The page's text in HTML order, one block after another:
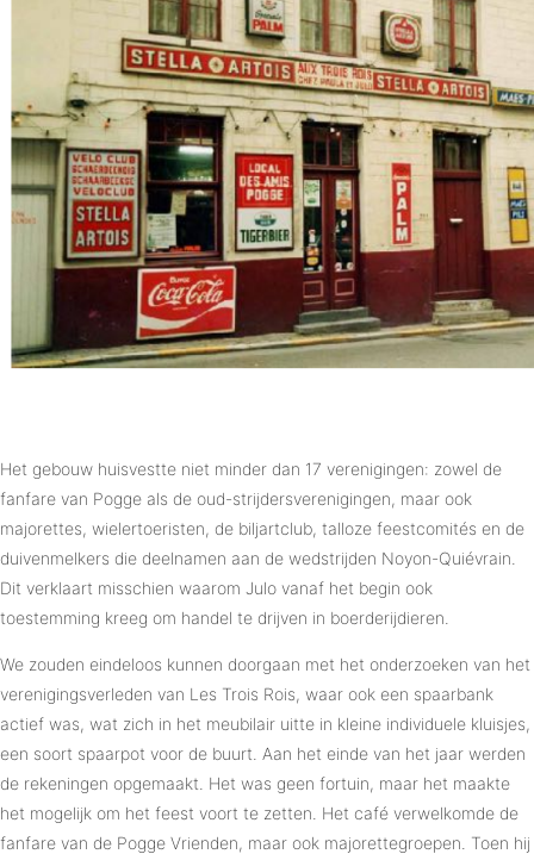
Het gebouw huisvestte niet minder dan 17 verenigingen: zowel de
fanfare van Pogge als de oud-strijdersverenigingen, maar ook
majorettes, wielertoeristen, de biljartclub, talloze feestcomités en de
duivenmelkers die deelnamen aan de wedstrijden Noyon-Quiévrain.
Dit verklaart misschien waarom Julo vanaf het begin ook
toestemming kreeg om handel te drijven in boerderijdieren.
We zouden eindeloos kunnen doorgaan met het onderzoeken van het
verenigingsverleden van Les Trois Rois, waar ook een spaarbank
actief was, wat zich in het meubilair uitte in kleine individuele kluisjes,
een soort spaarpot voor de buurt. Aan het einde van het jaar werden
de rekeningen opgemaakt. Het was geen fortuin, maar het maakte
het mogelijk om het feest voort te zetten. Het café verwelkomde de
fanfare van de Pogge Vrienden, maar ook majorettegroepen. Toen hij